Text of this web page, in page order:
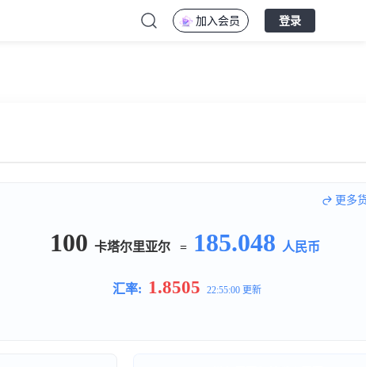
加入会员 登录
更多
100 卡塔尔里亚尔 = 185.048 人民币
汇率: 1.8505 22:55:00 更新